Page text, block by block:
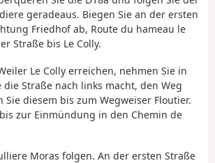
geradeaus. Biegen Sie an der ersten
Friedhof ab, Route du hameau le
Straße bis Le Colly.
Le Colly erreichen, nehmen Sie in
die Straße nach links macht, den Weg
Sie diesem bis zum Wegweiser Floutier.
zur Einmündung in den Chemin de
Moras folgen. An der ersten Straße